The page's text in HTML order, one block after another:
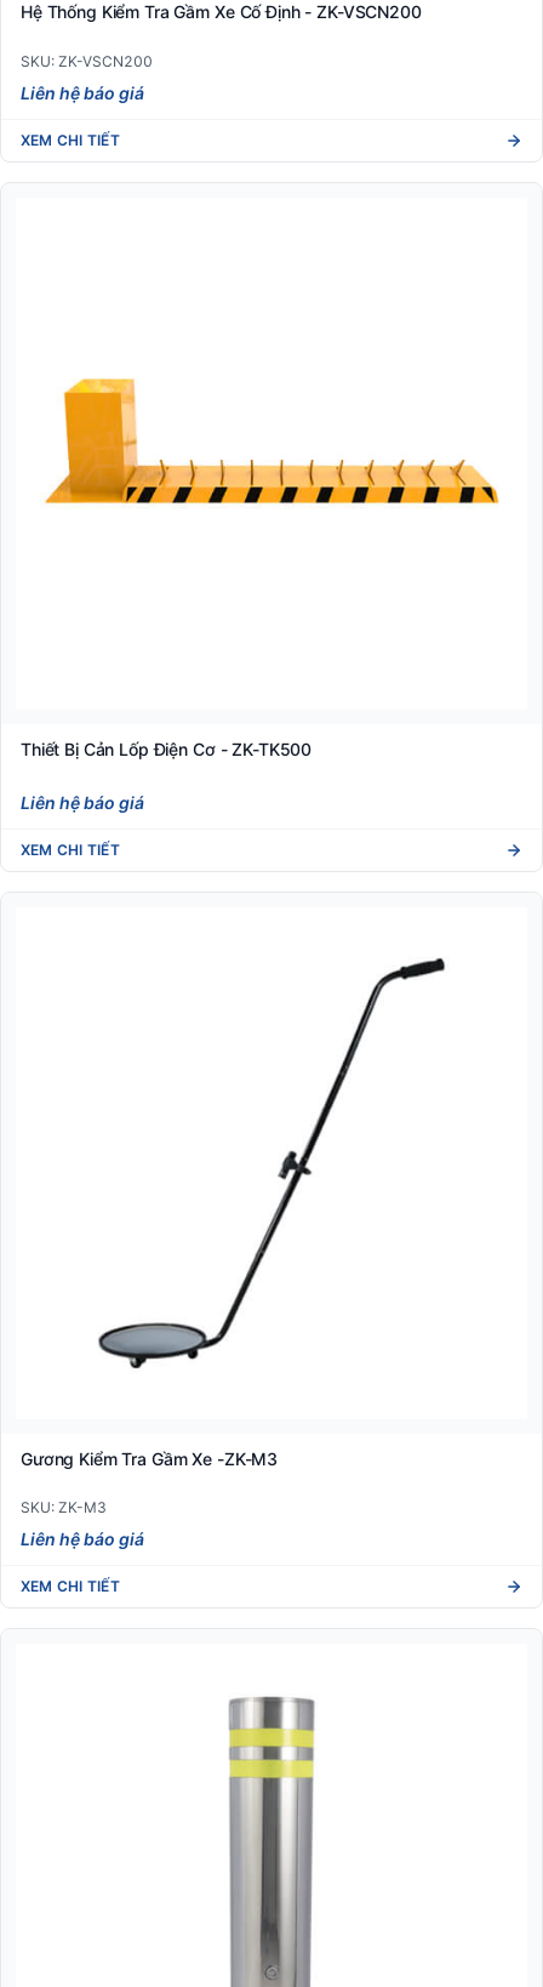
Hệ Thống Kiểm Tra Gầm Xe Cố Định - ZK-VSCN200
SKU: ZK-VSCN200
Liên hệ báo giá
XEM CHI TIẾT
Thiết Bị Cản Lốp Điện Cơ - ZK-TK500
Liên hệ báo giá
XEM CHI TIẾT
Gương Kiểm Tra Gầm Xe -ZK-M3
SKU: ZK-M3
Liên hệ báo giá
XEM CHI TIẾT